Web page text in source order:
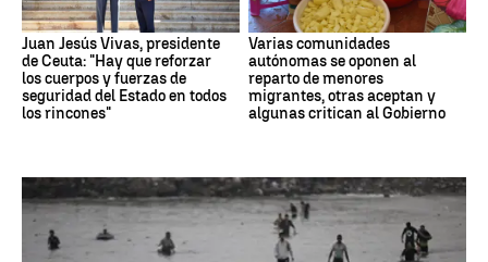
Juan Jesús Vivas, presidente
de Ceuta: "Hay que reforzar
los cuerpos y fuerzas de
seguridad del Estado en todos
los rincones"
Varias comunidades
autónomas se oponen al
reparto de menores
migrantes, otras aceptan y
algunas critican al Gobierno